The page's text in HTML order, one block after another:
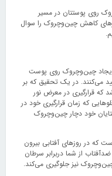
روی پوستتان در مسیر
کاهش چین‌وچروک را سوال
ایجاد چین‌وچروک روی پوست
می‌کنند. در یک تحقیق که بر
قرارگیری در معرض نور
که زمان قرارگیری خود در
خود دچار چین‌وچروک
که در روزهای آفتابی بیرون
از شما دربرابر سرطان
نیز جلوگیری می‌کند.